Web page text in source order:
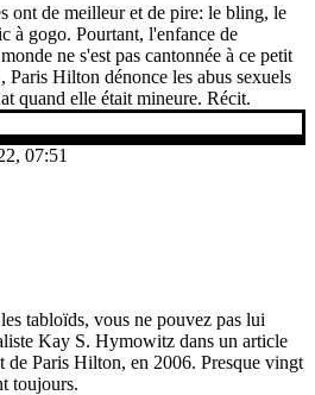
ont de meilleur et de pire: le bling, le
à gogo. Pourtant, l'enfance de
ne s'est pas cantonnée à ce petit
Hilton dénonce les abus sexuels
quand elle était mineure. Récit.
07:51
tabloïds, vous ne pouvez pas lui
Kay S. Hymowitz dans un article
de Paris Hilton, en 2006. Presque vingt
toujours.